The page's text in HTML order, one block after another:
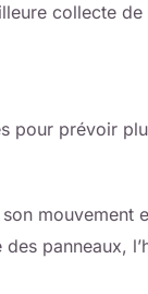
collecte de
pour prévoir
mouvement
panneaux,